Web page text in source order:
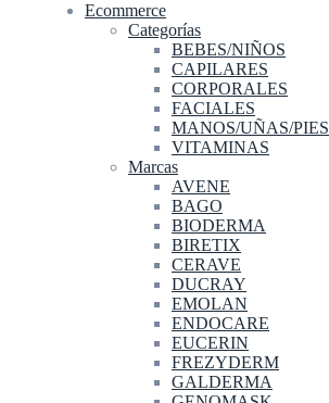
Ecommerce
Categorías
BEBES/NIÑOS
CAPILARES
CORPORALES
FACIALES
MANOS/UÑAS/PIES
VITAMINAS
Marcas
AVENE
BAGO
BIODERMA
BIRETIX
CERAVE
DUCRAY
EMOLAN
ENDOCARE
EUCERIN
FREZYDERM
GALDERMA